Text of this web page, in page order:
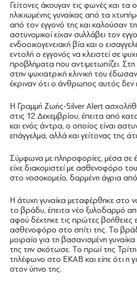
Γείτονες άκουγαν τις φωνές και τα
ηλικιωμένης γυναίκας από τα
από τον εγγονό της και καλούσαν
αστυνομικοί είχαν συλλάβει τον
ενδοοικογενειακή βία και ο
εντολή ο εγγονός να κλειστεί σε
προβλήματα που αντιμετωπίζει. Στη
στην ψυχιατρική κλινική του έδωσαν
έκριναν ότι ο άνθρωπος αυτός δεν
Η Γραμμή Ζωής-Silver Alert
στις 12 Δεκεμβρίου, έπειτα από
και ενός άντρα, ο οποίος είναι
επάγγελμα, αλλά και γείτονας της
Σύμφωνα με πληροφορίες, μέσα σε
είχε διακομιστεί με ασθενοφόρο
στο νοσοκομείο, δαρμένη άγρια
Η άτυχη γυναίκα μεταφέρθηκε στο
το βράδυ, έπειτα νέο ξυλοδαρμό
αφού δέχτηκε τις πρώτες βοήθειες
ασθενοφόρο στο σπίτι της. Το
μοιραίο για τη βασανισμένη
της την σκότωσε. Το πρωί της
τηλέφωνο στο ΕΚΑΒ και είπε ότι η
στον ύπνο της.